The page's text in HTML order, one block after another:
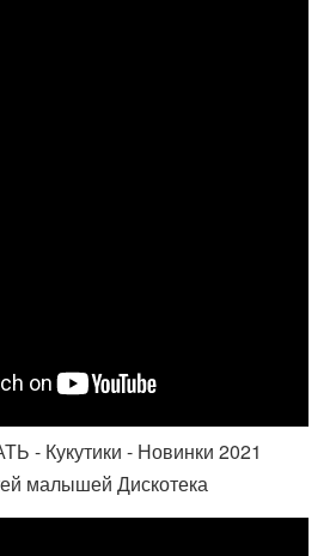
Кукутики - Новинки 2021
малышей Дискотека